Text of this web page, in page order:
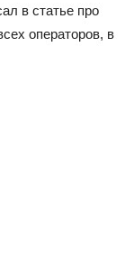
в статье про
операторов, в